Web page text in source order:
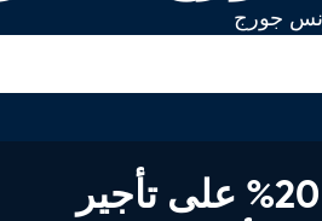
جورج
خصم يصل إلى 20% على تأجير